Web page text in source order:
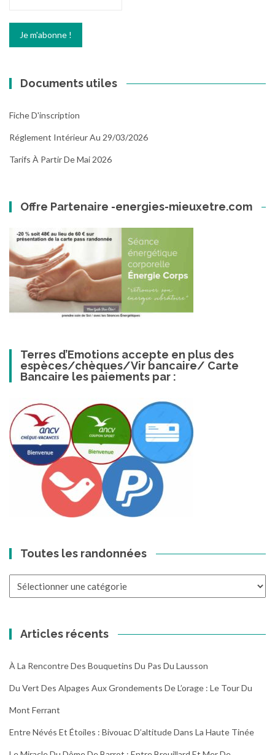
Documents utiles
Fiche D'inscription
Réglement Intérieur Au 29/03/2026
Tarifs À Partir De Mai 2026
Offre Partenaire -energies-mieuxetre.com
Terres d’Emotions accepte en plus des
espèces/chèques/Vir bancaire/ Carte
Bancaire les paiements par :
Toutes les randonnées
Articles récents
À La Rencontre Des Bouquetins Du Pas Du Lausson
Du Vert Des Alpages Aux Grondements De L’orage : Le Tour Du
Mont Ferrant
Entre Névés Et Étoiles : Bivouac D’altitude Dans La Haute Tinée